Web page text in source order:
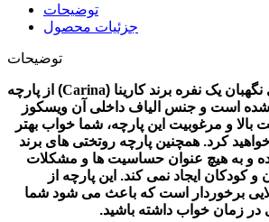
توضیحات
جزئیات محصول
توضیحات
یک نفره برند کارینا (Carina) از پارچه
شده است و جنس الیاف داخلی آن ویسکوز
بالا و مرغوبیت این پارچه، شما خواب بهتر
کرد. همچنین پارچه روتختی های برند
و به هیچ عنوان حساسیت ها و مشکلات
کودکان ایجاد نمی کند. این پارچه از
برخوردار است که باعث می شود شما
در زمان خواب داشته باشید.